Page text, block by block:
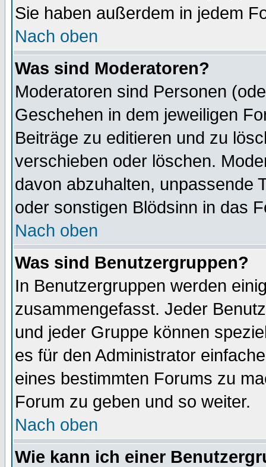
Sie haben außerdem in jedem
Nach oben
Was sind Moderatoren?
Moderatoren sind Personen
Geschehen in dem jeweiligen
Beiträge zu editieren und zu
verschieben oder löschen.
davon abzuhalten, unpassende
oder sonstigen Blödsinn in das
Nach oben
Was sind Benutzergruppen?
In Benutzergruppen werden
zusammengefasst. Jeder
und jeder Gruppe können
es für den Administrator
eines bestimmten Forums zu
Forum zu geben und so weiter.
Nach oben
Wie kann ich einer